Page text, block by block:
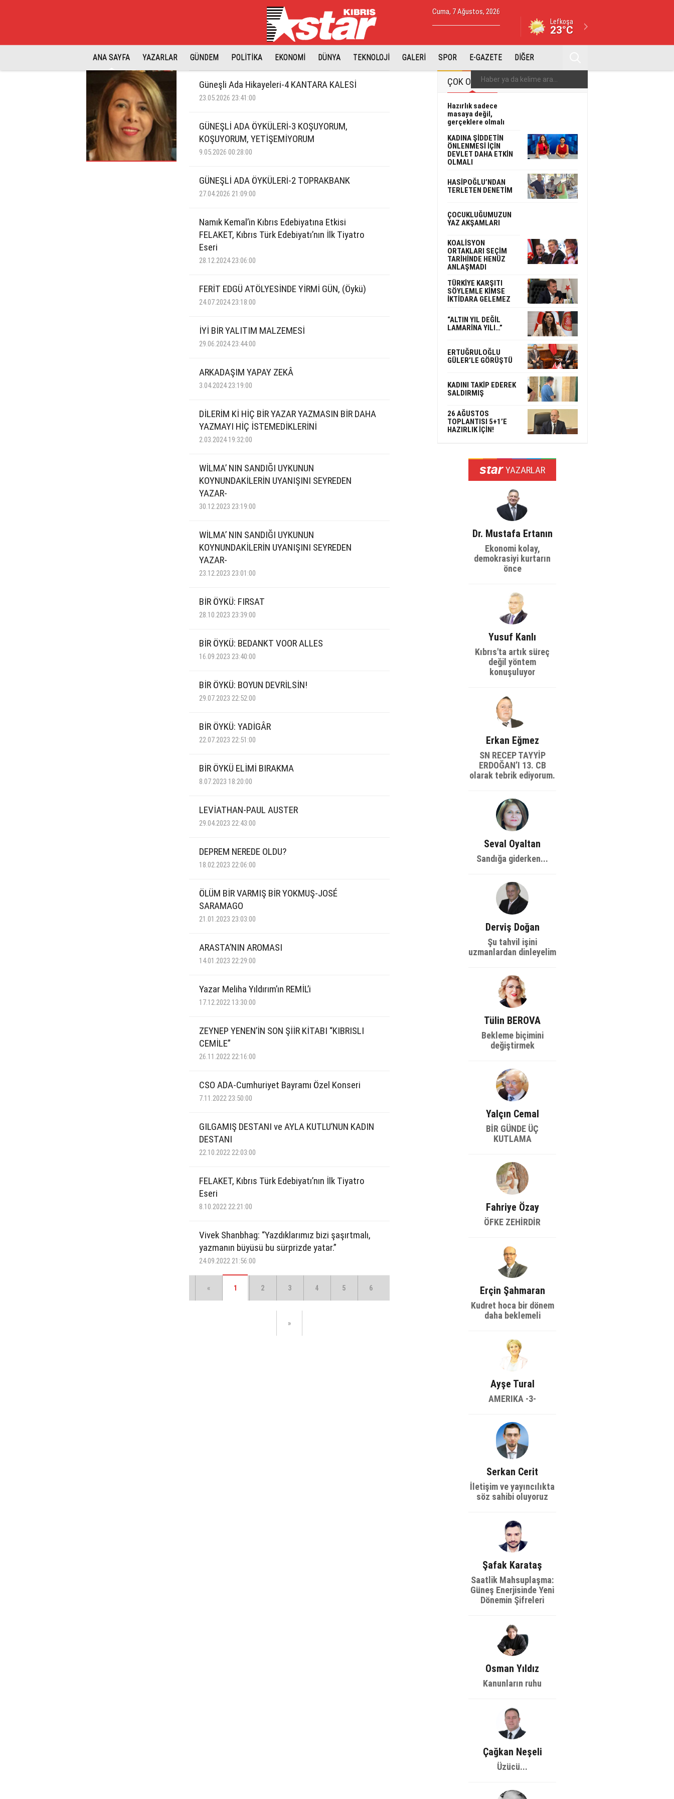
Cuma, 7 Ağustos, 2026
Lefkoşa
23°C
ANA SAYFA YAZARLAR GÜNDEM POLİTİKA EKONOMİ DÜNYA TEKNOLOJİ GALERİ SPOR E-GAZETE DİĞER
Güneşli Ada Hikayeleri-4 KANTARA KALESİ
23.05.2026 23:41:00
GÜNEŞLİ ADA ÖYKÜLERİ-3 KOŞUYORUM,
KOŞUYORUM, YETİŞEMİYORUM
9.05.2026 00:28:00
GÜNEŞLİ ADA ÖYKÜLERİ-2 TOPRAKBANK
27.04.2026 21:09:00
Namık Kemal’in Kıbrıs Edebiyatına Etkisi
FELAKET, Kıbrıs Türk Edebiyatı’nın İlk Tiyatro
Eseri
28.12.2024 23:06:00
FERİT EDGÜ ATÖLYESİNDE YİRMİ GÜN, (Öykü)
24.07.2024 23:18:00
İYİ BİR YALITIM MALZEMESİ
29.06.2024 23:44:00
ARKADAŞIM YAPAY ZEKÂ
3.04.2024 23:19:00
DİLERİM Kİ HİÇ BİR YAZAR YAZMASIN BİR DAHA
YAZMAYI HİÇ İSTEMEDİKLERİNİ
2.03.2024 19:32:00
WİLMA’ NIN SANDIĞI UYKUNUN
KOYNUNDAKİLERİN UYANIŞINI SEYREDEN
YAZAR-
30.12.2023 23:19:00
WİLMA’ NIN SANDIĞI UYKUNUN
KOYNUNDAKİLERİN UYANIŞINI SEYREDEN
YAZAR-
23.12.2023 23:01:00
BİR ÖYKÜ: FIRSAT
28.10.2023 23:39:00
BİR ÖYKÜ: BEDANKT VOOR ALLES
16.09.2023 23:40:00
BİR ÖYKÜ: BOYUN DEVRİLSİN!
29.07.2023 22:52:00
BİR ÖYKÜ: YADİGÂR
22.07.2023 22:51:00
BİR ÖYKÜ ELİMİ BIRAKMA
8.07.2023 18:20:00
LEVİATHAN-PAUL AUSTER
29.04.2023 22:43:00
DEPREM NEREDE OLDU?
18.02.2023 22:06:00
ÖLÜM BİR VARMIŞ BİR YOKMUŞ-JOSÉ
SARAMAGO
21.01.2023 23:03:00
ARASTA’NIN AROMASI
14.01.2023 22:29:00
Yazar Meliha Yıldırım’ın REMİL’i
17.12.2022 13:30:00
ZEYNEP YENEN’İN SON ŞİİR KİTABI “KIBRISLI
CEMİLE”
26.11.2022 22:16:00
CSO ADA-Cumhuriyet Bayramı Özel Konseri
7.11.2022 23:50:00
GILGAMIŞ DESTANI ve AYLA KUTLU’NUN KADIN
DESTANI
22.10.2022 22:03:00
FELAKET, Kıbrıs Türk Edebiyatı’nın İlk Tiyatro
Eseri
8.10.2022 22:21:00
Vivek Shanbhag: “Yazdıklarımız bizi şaşırtmalı,
yazmanın büyüsü bu sürprizde yatar.”
24.09.2022 21:56:00
« 1 2 3 4 5 6
»
ÇOK OKUNAN ÇOK YORUMLANAN
Hazırlık sadece
masaya değil,
gerçeklere olmalı
KADINA ŞİDDETİN
ÖNLENMESİ İÇİN
DEVLET DAHA ETKİN
OLMALI
HASİPOĞLU’NDAN
TERLETEN DENETİM
ÇOCUKLUĞUMUZUN
YAZ AKŞAMLARI
KOALİSYON
ORTAKLARI SEÇİM
TARİHİNDE HENÜZ
ANLAŞMADI
TÜRKİYE KARŞITI
SÖYLEMLE KİMSE
İKTİDARA GELEMEZ
“ALTIN YIL DEĞİL
LAMARİNA YILI…”
ERTUĞRULOĞLU
GÜLER’LE GÖRÜŞTÜ
KADINI TAKİP EDEREK
SALDIRMIŞ
26 AĞUSTOS
TOPLANTISI 5+1’E
HAZIRLIK İÇİN!
YAZARLAR
Dr. Mustafa Ertanın
Ekonomi kolay,
demokrasiyi kurtarın
önce
Yusuf Kanlı
Kıbrıs'ta artık süreç
değil yöntem
konuşuluyor
Erkan Eğmez
SN RECEP TAYYİP
ERDOĞAN’I 13. CB
olarak tebrik ediyorum.
Seval Oyaltan
Sandığa giderken...
Derviş Doğan
Şu tahvil işini
uzmanlardan dinleyelim
Tülin BEROVA
Bekleme biçimini
değiştirmek
Yalçın Cemal
BİR GÜNDE ÜÇ
KUTLAMA
Fahriye Özay
ÖFKE ZEHİRDİR
Erçin Şahmaran
Kudret hoca bir dönem
daha beklemeli
Ayşe Tural
AMERIKA -3-
Serkan Cerit
İletişim ve yayıncılıkta
söz sahibi oluyoruz
Şafak Karataş
Saatlik Mahsuplaşma:
Güneş Enerjisinde Yeni
Dönemin Şifreleri
Osman Yıldız
Kanunların ruhu
Çağkan Neşeli
Üzücü...